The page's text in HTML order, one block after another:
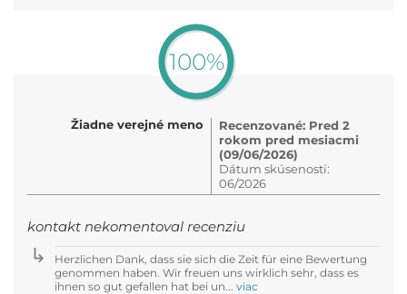
100%
Žiadne verejné meno
Recenzované: Pred 2
rokom pred mesiacmi
(09/06/2026)
Dátum skúseností:
06/2026
kontakt nekomentoval recenziu
Herzlichen Dank, dass sie sich die Zeit für eine Bewertung
genommen haben. Wir freuen uns wirklich sehr, dass es
ihnen so gut gefallen hat bei un... viac